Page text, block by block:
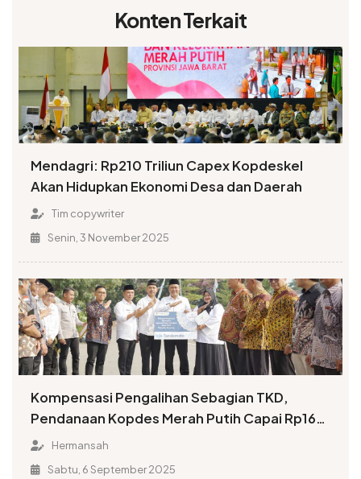
Konten Terkait
Mendagri: Rp210 Triliun Capex Kopdeskel
Akan Hidupkan Ekonomi Desa dan Daerah
Tim copywriter
Senin, 3 November 2025
Kompensasi Pengalihan Sebagian TKD,
Pendanaan Kopdes Merah Putih Capai Rp16
TriliunHermansah
Sabtu, 6 September 2025